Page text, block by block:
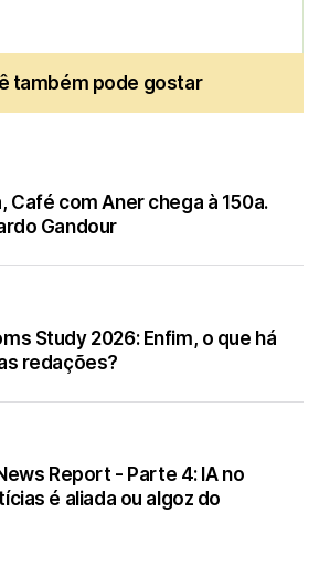
também pode gostar
Café com Aner chega à 150a.
Gandour
Study 2026: Enfim, o que há
redações?
Report - Parte 4: IA no
é aliada ou algoz do